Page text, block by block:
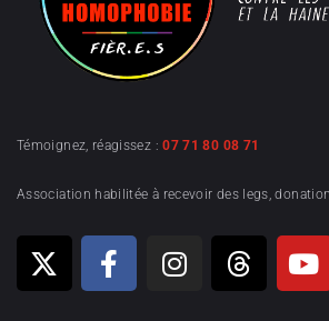
Témoignez, réagissez :07 71 80 08 71
Association habilitée à recevoir des legs,